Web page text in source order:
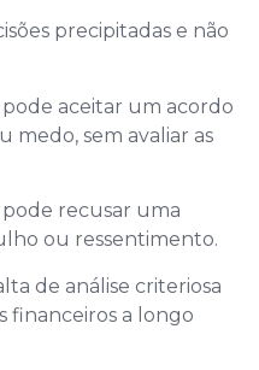
precipitadas e não
aceitar um acordo
medo, sem avaliar as
recusar uma
ou ressentimento.
de análise criteriosa
financeiros a longo